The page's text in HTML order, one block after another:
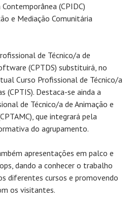
(CPIDC)
e Mediação Comunitária
de Técnico/a de
(CPTDS) substituirá, no
Curso Profissional de Técnico/a
(CPTIS). Destaca-se ainda a
de Técnico/a de Animação e
que integrará pela
do agrupamento.
apresentações em palco e
dando a conhecer o trabalho
diferentes cursos e promovendo
os visitantes.